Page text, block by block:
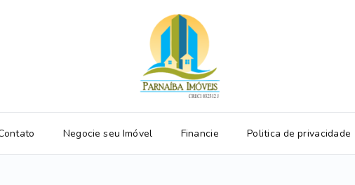
Negocie seu Imóvel Financie Politica de privacidade